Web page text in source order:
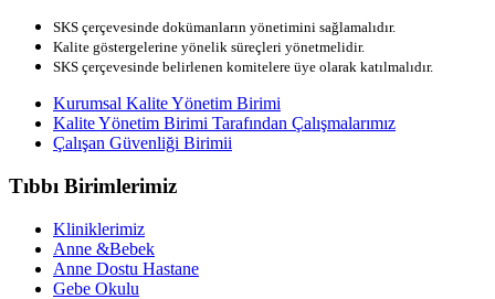
SKS çerçevesinde dokümanların yönetimini sağlamalıdır.
Kalite göstergelerine yönelik süreçleri yönetmelidir.
SKS çerçevesinde belirlenen komitelere üye olarak katılmalıdır.
Kurumsal Kalite Yönetim Birimi
Kalite Yönetim Birimi Tarafından Çalışmalarımız
Çalışan Güvenliği Birimii
Tıbbı Birimlerimiz
Kliniklerimiz
Anne &Bebek
Anne Dostu Hastane
Gebe Okulu